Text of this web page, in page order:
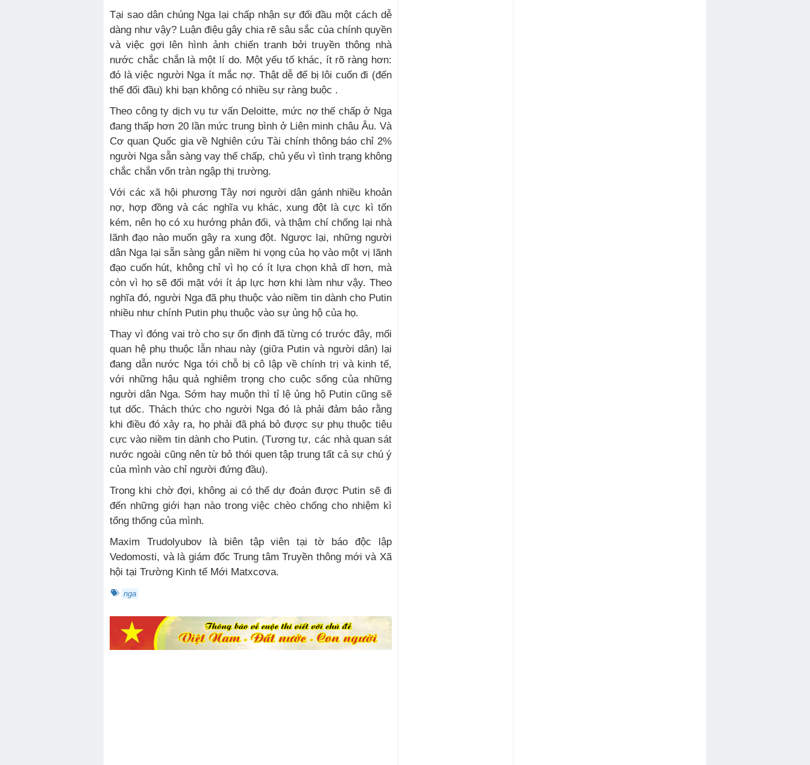
Tại sao dân chúng Nga lại chấp nhận sự đối đầu một cách dễ
dàng như vậy? Luận điệu gây chia rẽ sâu sắc của chính quyền
và việc gợi lên hình ảnh chiến tranh bởi truyền thông nhà
nước chắc chắn là một lí do. Một yếu tố khác, ít rõ ràng hơn:
đó là việc người Nga ít mắc nợ. Thật dễ để bị lôi cuốn đi (đến
thế đối đầu) khi bạn không có nhiều sự ràng buộc .
Theo công ty dịch vụ tư vấn Deloitte, mức nợ thế chấp ở Nga
đang thấp hơn 20 lần mức trung bình ở Liên minh châu Âu. Và
Cơ quan Quốc gia về Nghiên cứu Tài chính thông báo chỉ 2%
người Nga sẵn sàng vay thế chấp, chủ yếu vì tình trạng không
chắc chắn vốn tràn ngập thị trường.
Với các xã hội phương Tây nơi người dân gánh nhiều khoản
nợ, hợp đồng và các nghĩa vụ khác, xung đột là cực kì tốn
kém, nên họ có xu hướng phản đối, và thậm chí chống lại nhà
lãnh đạo nào muốn gây ra xung đột. Ngược lại, những người
dân Nga lại sẵn sàng gắn niềm hi vọng của họ vào một vị lãnh
đạo cuốn hút, không chỉ vì họ có ít lựa chọn khả dĩ hơn, mà
còn vì họ sẽ đối mặt với ít áp lực hơn khi làm như vậy. Theo
nghĩa đó, người Nga đã phụ thuộc vào niềm tin dành cho Putin
nhiều như chính Putin phụ thuộc vào sự ủng hộ của họ.
Thay vì đóng vai trò cho sự ổn định đã từng có trước đây, mối
quan hệ phụ thuộc lẫn nhau này (giữa Putin và người dân) lại
đang dẫn nước Nga tới chỗ bị cô lập về chính trị và kinh tế,
với những hậu quả nghiêm trọng cho cuộc sống của những
người dân Nga. Sớm hay muộn thì tỉ lệ ủng hộ Putin cũng sẽ
tụt dốc. Thách thức cho người Nga đó là phải đảm bảo rằng
khi điều đó xảy ra, họ phải đã phá bỏ được sự phụ thuộc tiêu
cực vào niềm tin dành cho Putin. (Tương tự, các nhà quan sát
nước ngoài cũng nên từ bỏ thói quen tập trung tất cả sự chú ý
của mình vào chỉ người đứng đầu).
Trong khi chờ đợi, không ai có thể dự đoán được Putin sẽ đi
đến những giới hạn nào trong việc chèo chống cho nhiệm kì
tổng thống của mình.
Maxim Trudolyubov là biên tập viên tại tờ báo độc lập
Vedomosti, và là giám đốc Trung tâm Truyền thông mới và Xã
hội tại Trường Kinh tế Mới Matxcơva.
nga